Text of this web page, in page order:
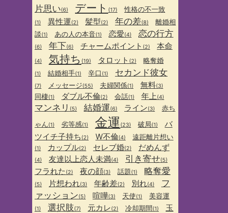
片思い(6) デート (17) 性格の不一致
(1) 異性運(2) 髪型(2) 年の差(8)
離婚相
談(1) あの人の本音(1) 恋愛(4) 恋の行方
(6) 年下(6) チャームポイント (2) 本命
(4) 気持ち (19) タロット (2) 略奪婚
(1) 結婚相手(1) 辛口 (1) セカンド彼女
(7) メッセージ(55) 夫婦関係(1) 無料(3)
同棲(1) ダブル不倫(2) 会話(1) 年上(4)
マンネリ (5) 結婚運(6) ライン(3)
赤ち
ゃん(1) 劣等感(1) 金運 (23) 破局(1)
バ
ツイチ子持ち (2) W不倫(4) 遠距離片想い
(1) カップル(2) セレブ婚(2) だめんず
(4) 友達以上恋人未満(4) 引き寄せ(5)
フラれた (2) 夜の顔(3) 話題(1) 略奪愛
(5) 片想われ(3) 年齢差(2) 別れ(4)
フ
ァッション(5) 喧嘩(3) 天使(1) 美容運
(1) 選択肢(7) 元カレ (2) 冷却期間(1)
玉